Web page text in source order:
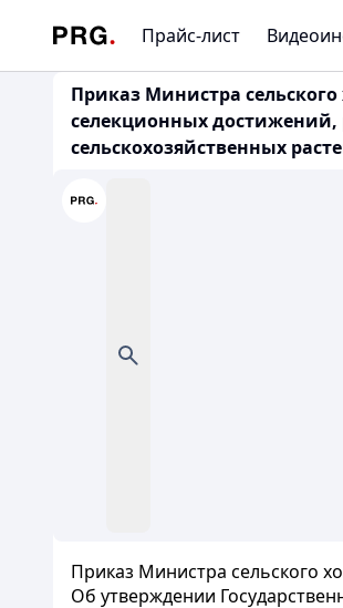
Прайс-лист
Приказ Министра сельского
селекционных достижений,
сельскохозяйственных
Приказ Министра сельского
Об утверждении